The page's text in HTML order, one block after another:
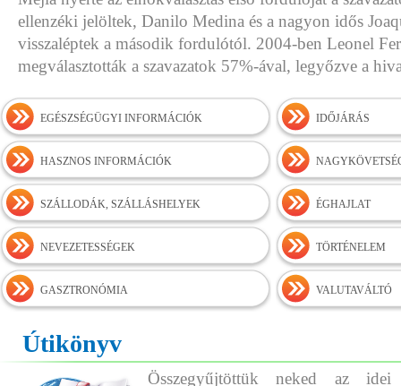
ellenzéki jelöltek, Danilo Medina és a nagyon idős
visszaléptek a második fordulótól. 2004-ben Leonel
megválasztották a szavazatok 57%-ával, legyőzve a
EGÉSZSÉGÜGYI INFORMÁCIÓK IDŐJÁRÁS
HASZNOS INFORMÁCIÓK
SZÁLLODÁK, SZÁLLÁSHELYEK ÉGHAJLAT
NEVEZETESSÉGEK TÖRTÉNELEM
GASZTRONÓMIA VALUTAVÁLTÓ
Útikönyv
Összegyűjtöttük neked az idei